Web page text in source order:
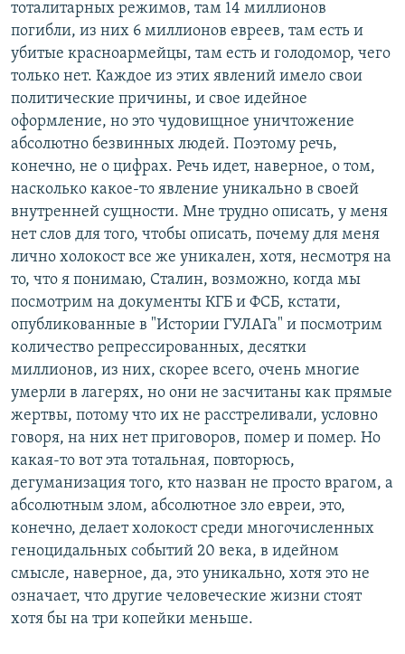
тоталитарных режимов, там 14 миллионов
погибли, из них 6 миллионов евреев, там есть и
убитые красноармейцы, там есть и голодомор, чего
только нет. Каждое из этих явлений имело свои
политические причины, и свое идейное
оформление, но это чудовищное уничтожение
абсолютно безвинных людей. Поэтому речь,
конечно, не о цифрах. Речь идет, наверное, о том,
насколько какое-то явление уникально в своей
внутренней сущности. Мне трудно описать, у меня
нет слов для того, чтобы описать, почему для меня
лично холокост все же уникален, хотя, несмотря на
то, что я понимаю, Сталин, возможно, когда мы
посмотрим на документы КГБ и ФСБ, кстати,
опубликованные в "Истории ГУЛАГа" и посмотрим
количество репрессированных, десятки
миллионов, из них, скорее всего, очень многие
умерли в лагерях, но они не засчитаны как прямые
жертвы, потому что их не расстреливали, условно
говоря, на них нет приговоров, помер и помер. Но
какая-то вот эта тотальная, повторюсь,
дегуманизация того, кто назван не просто врагом, а
абсолютным злом, абсолютное зло евреи, это,
конечно, делает холокост среди многочисленных
геноцидальных событий 20 века, в идейном
смысле, наверное, да, это уникально, хотя это не
означает, что другие человеческие жизни стоят
хотя бы на три копейки меньше.